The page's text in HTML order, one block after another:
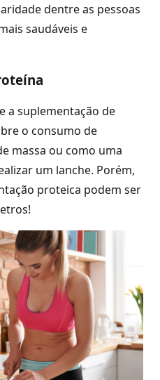
dentre as pessoas
saudáveis e
a suplementação de
o consumo de
massa ou como uma
um lanche. Porém,
proteica podem ser